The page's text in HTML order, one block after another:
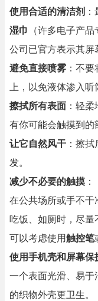
使用合适的清洁剂
湿巾
（许多电子产
公司已官方表示其屏
避免直接喷雾 ：不
上，以免液体渗入听
擦拭所有表面 ：轻
有你可能会触摸到的
让它自然风干 ：擦
发。
减少不必要的触摸 ：
在公共场所或手不干
吃饭、如厕时，尽量
可以考虑使用触控笔
使用手机壳和屏幕保
一个表面光滑、易于
的织物外壳更卫生。